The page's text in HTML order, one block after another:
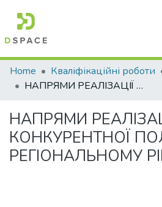
Communities & Collections
Statistics
Home Кваліфікаційні роботи
НАПРЯМИ РЕАЛІЗАЦІЇ КОНКУРЕНТНОЇ ПОЛІТИКИ НА РЕГІОНАЛЬНОМУ РІВНІ
НАПРЯМИ
КОНКУРЕНТНОЇ
РЕГІОНАЛЬНОМУ